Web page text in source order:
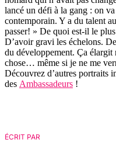
lancé un défi à la gang : on
contemporain. Y a du talent
passer! » De quoi est-il le
D’avoir gravi les échelons.
du développement. Ça élargit
chose… même si je ne me
Découvrez d’autres portraits
des Ambassadeurs !
ÉCRIT PAR